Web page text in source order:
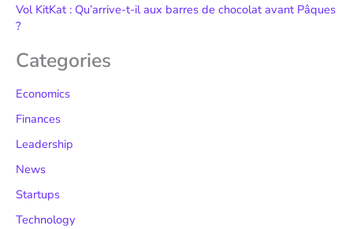
Vol KitKat : Qu’arrive-t-il aux barres de chocolat avant Pâques
?
Categories
Economics
Finances
Leadership
News
Startups
Technology